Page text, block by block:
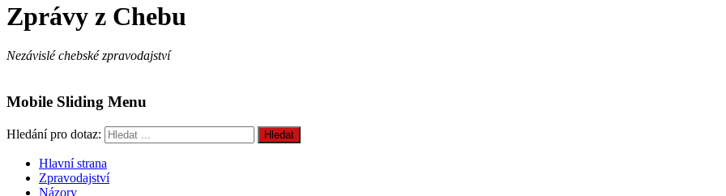
Zprávy z Chebu
Nezávislé chebské zpravodajství
Mobile Sliding Menu
Hledání pro dotaz:
Hlavní strana
Zpravodajství
Názory